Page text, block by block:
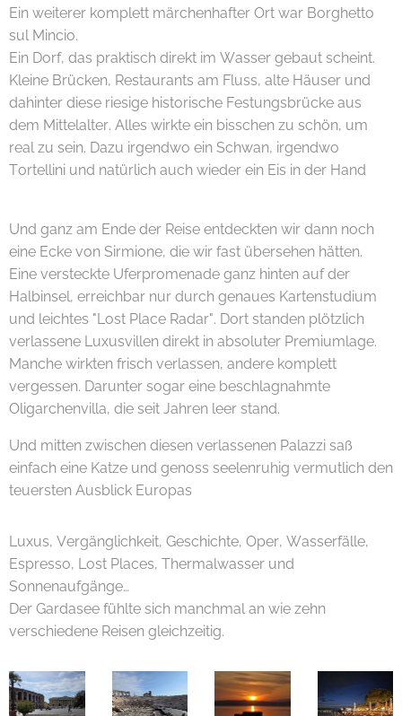
Ein weiterer komplett märchenhafter Ort war Borghetto
sul Mincio.
Ein Dorf, das praktisch direkt im Wasser gebaut scheint.
Kleine Brücken, Restaurants am Fluss, alte Häuser und
dahinter diese riesige historische Festungsbrücke aus
dem Mittelalter. Alles wirkte ein bisschen zu schön, um
real zu sein. Dazu irgendwo ein Schwan, irgendwo
Tortellini und natürlich auch wieder ein Eis in der Hand 😄
Und ganz am Ende der Reise entdeckten wir dann noch
eine Ecke von Sirmione, die wir fast übersehen hätten.
Eine versteckte Uferpromenade ganz hinten auf der
Halbinsel, erreichbar nur durch genaues Kartenstudium
und leichtes "Lost Place Radar". Dort standen plötzlich
verlassene Luxusvillen direkt in absoluter Premiumlage.
Manche wirkten frisch verlassen, andere komplett
vergessen. Darunter sogar eine beschlagnahmte
Oligarchenvilla, die seit Jahren leer stand.
Und mitten zwischen diesen verlassenen Palazzi saß
einfach eine Katze und genoss seelenruhig vermutlich den
teuersten Ausblick Europas 😄🐈🌊
Luxus, Vergänglichkeit, Geschichte, Oper, Wasserfälle,
Espresso, Lost Places, Thermalwasser und
Sonnenaufgänge…
Der Gardasee fühlte sich manchmal an wie zehn
verschiedene Reisen gleichzeitig. 😊✨